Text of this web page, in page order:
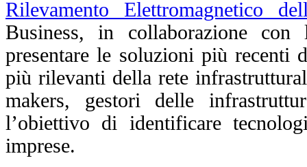
Rilevamento Elettromagnetico
Business, in collaborazione
presentare le soluzioni più recenti
più rilevanti della rete
makers, gestori delle
l’obiettivo di identificare
imprese.